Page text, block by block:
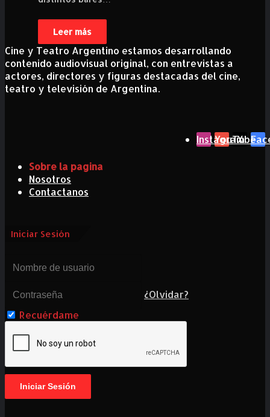
Leer más
Cine y Teatro Argentino estamos desarrollando
contenido audiovisual original, con entrevistas a
actores, directores y figuras destacadas del cine,
teatro y televisión de Argentina.
X
YouTube
Instagram
Sobre la pagina
Nosotros
Contactanos
Iniciar Sesión
¿Olvidar?
Recuérdame
Iniciar Sesión